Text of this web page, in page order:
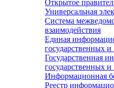
Открытое
Универсальная
Система
взаимодействия
Единая
государственных
Государственная
государственных
Информационная
Реестр